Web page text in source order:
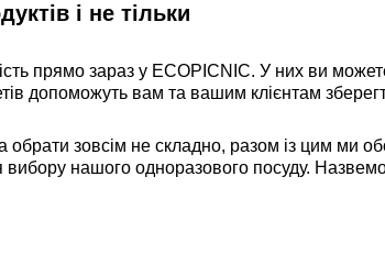
і не тільки
прямо зараз у ECOPICNIC. У них ви
допоможуть вам та вашим клієнтам
обрати зовсім не складно, разом із цим ми
вибору нашого одноразового посуду.